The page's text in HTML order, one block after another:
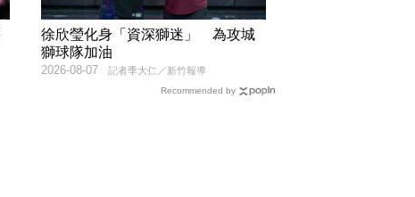
徐欣瑩化身「資深獅迷」 為攻城
獅球隊加油
記者季大仁／新竹報導
2026-08-07
Recommended by